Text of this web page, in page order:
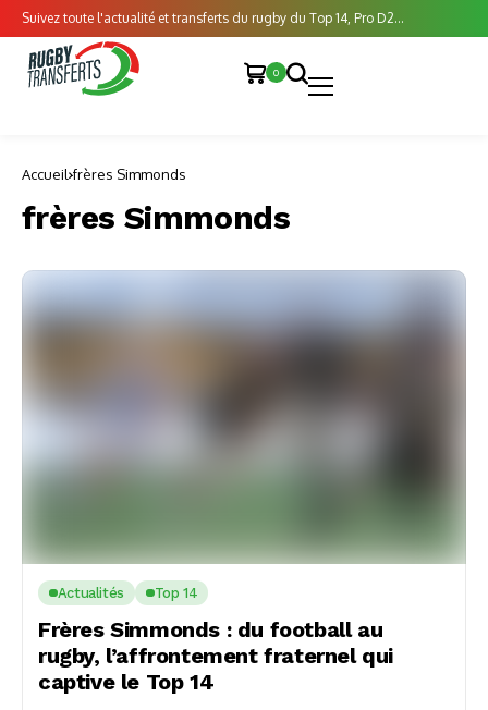
Suivez toute l'actualité et transferts du rugby du Top 14, Pro D2...
0
Accueil frères Simmonds
frères Simmonds
Actualités Top 14
Frères Simmonds : du football au
rugby, l’affrontement fraternel qui
captive le Top 14